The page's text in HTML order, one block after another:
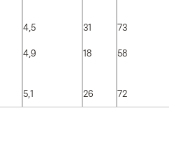
4,5 31 73
4,9 18 58
5,1 26 72